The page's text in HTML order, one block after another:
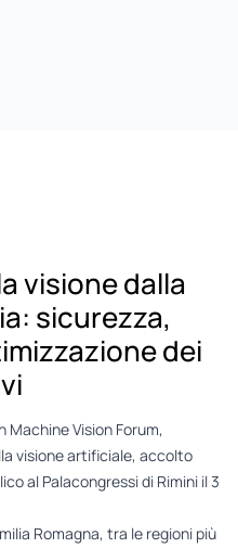
visione dalla
sicurezza,
dei
Vision Forum,
visione artificiale, accolto
al Palacongressi di Rimini il 3
Romagna, tra le regioni più